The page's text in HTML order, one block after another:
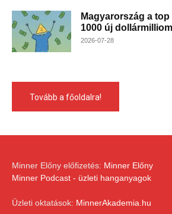
Magyarország a
1000 új
2026-07-28
Tovább a főoldalra!
Minner Előny előfizetés: Minner Előny
Minner Podcast - üzleti hanganyagok
Üzleti oktatások: MinnerAkademia.hu